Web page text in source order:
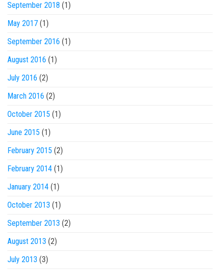
September 2018 (1)
May 2017 (1)
September 2016 (1)
August 2016 (1)
July 2016 (2)
March 2016 (2)
October 2015 (1)
June 2015 (1)
February 2015 (2)
February 2014 (1)
January 2014 (1)
October 2013 (1)
September 2013 (2)
August 2013 (2)
July 2013 (3)